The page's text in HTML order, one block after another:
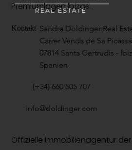
Premiumlagen Ibizas.
Offizielle Immobilienagentur
Kontakt Sandra Doldinger Real
Carrer Venda de Sa Picassa
07814 Santa Gertrudis -
Spanien
(+34) 660 505 707
info@doldinger.com